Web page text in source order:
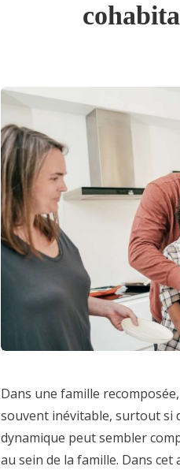
Dans une famille
souvent inévitable, surtout si
dynamique peut sembler
au sein de la famille. Dans